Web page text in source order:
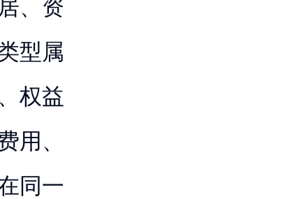
、资
型属
权益
用、
同一